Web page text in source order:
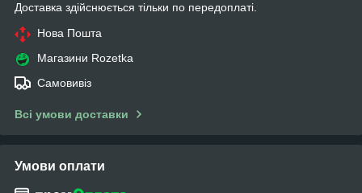
Доставка здійснюється тільки по передоплаті.
Нова Пошта
Магазини Rozetka
Самовивіз
Всі умови доставки
Умови оплати